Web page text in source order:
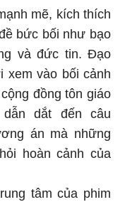
mẽ, kích thích
bức bối như bạo
và đức tin. Đạo
xem vào bối cảnh
đồng tôn giáo
dắt đến câu
án mà những
hoàn cảnh của
tâm của phim